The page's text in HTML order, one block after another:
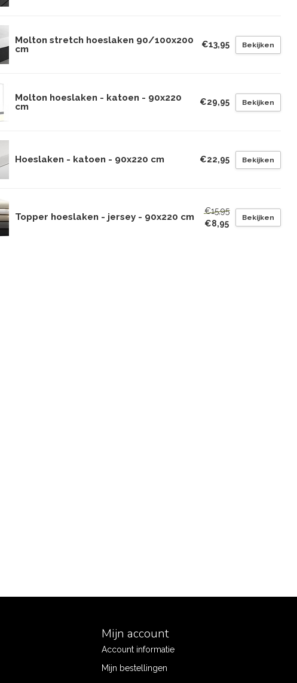
Molton stretch hoeslaken 90/100x200
cm
€13,95 Bekijken
Molton hoeslaken - katoen - 90x220
cm
€29,95 Bekijken
Hoeslaken - katoen - 90x220 cm €22,95 Bekijken
Topper hoeslaken - jersey - 90x220 cm
€15,95
€8,95
Bekijken
Mijn account
Account informatie
Mijn bestellingen